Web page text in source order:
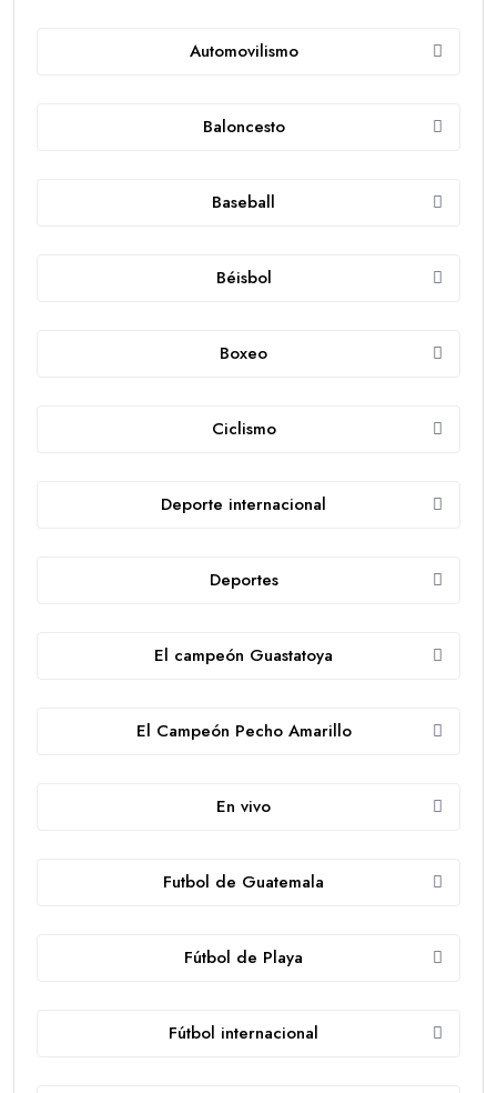
Automovilismo
Baloncesto
Baseball
Béisbol
Boxeo
Ciclismo
Deporte internacional
Deportes
El campeón Guastatoya
El Campeón Pecho Amarillo
En vivo
Futbol de Guatemala
Fútbol de Playa
Fútbol internacional